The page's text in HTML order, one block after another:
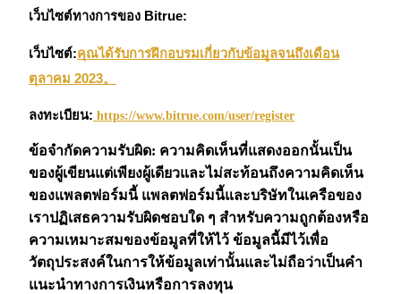
การแนะนำ
เว็บไซต์ทางการของ Bitrue:
เว็บไซต์:คุณได้รับการฝึกอบรมเกี่ยวกับข้อมูลจนถึงเดือน
ตุลาคม 2023。
ลงทะเบียน: https://www.bitrue.com/user/register
ข้อจำกัดความรับผิด: ความคิดเห็นที่แสดงออกนั้นเป็น
ของผู้เขียนแต่เพียงผู้เดียวและไม่สะท้อนถึงความคิดเห็น
ของแพลตฟอร์มนี้ แพลตฟอร์มนี้และบริษัทในเครือของ
เราปฏิเสธความรับผิดชอบใด ๆ สำหรับความถูกต้องหรือ
ความเหมาะสมของข้อมูลที่ให้ไว้ ข้อมูลนี้มีไว้เพื่อ
วัตถุประสงค์ในการให้ข้อมูลเท่านั้นและไม่ถือว่าเป็นคำ
แนะนำทางการเงินหรือการลงทุน